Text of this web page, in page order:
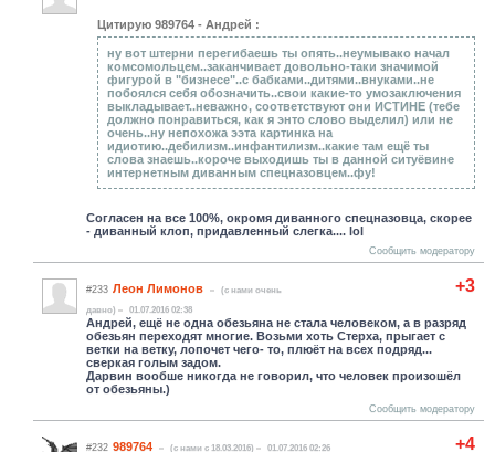
Цитирую 989764 - Андрей :
ну вот штерни перегибаешь ты опять..неумывако начал
комсомольцем..заканчивает довольно-таки значимой
фигурой в "бизнесе"..с бабками..дитями..внуками..не
побоялся себя обозначить..свои какие-то умозаключения
выкладывает..неважно, соответствуют они ИСТИНЕ (тебе
должно понравиться, как я энто слово выделил) или не
очень..ну непохожа ээта картинка на
идиотию..дебилизм..инфантилизм..какие там ещё ты
слова знаешь..короче выходишь ты в данной ситуёвине
интернетным диванным спецназовцем..фу!
Согласен на все 100%, окромя диванного спецназовца, скорее
- диванный клоп, придавленный слегка.... lol
Сообщить модератору
+3
#233 Леон Лимонов
(c нами очень
давно)
01.07.2016 02:38
Андрей, ещё не одна обезьяна не стала человеком, а в разряд
обезьян переходят многие. Возьми хоть Стерха, прыгает с
ветки на ветку, лопочет чего- то, плюёт на всех подряд...
сверкая голым задом.
Дарвин вообше никогда не говорил, что человек произошёл
от обезьяны.)
Сообщить модератору
+4
#232 989764 (c нами с 18.03.2016) 01.07.2016 02:26